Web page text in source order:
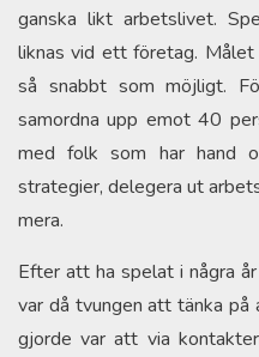
ganska likt arbetslivet.
liknas vid ett företag.
så snabbt som möjligt.
samordna upp emot 40
med folk som har hand
strategier, delegera ut
mera.
Efter att ha spelat i några
var då tvungen att tänka
gjorde var att via